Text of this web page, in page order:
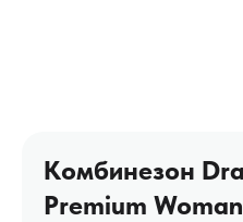
Комбинезон
Premium